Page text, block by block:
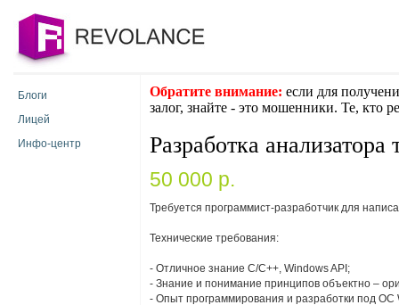
Блоги
Лицей
Инфо-центр
Обратите внимание: если для
залог, знайте - это мошенники. Те, кто
Разработка
50 000 p.
Требуется программист-разработчик для
Технические требования:
- Отличное знание C/C++, Windows API;
- Знание и понимание принципов объектно –
- Опыт программирования и разработки под ОС